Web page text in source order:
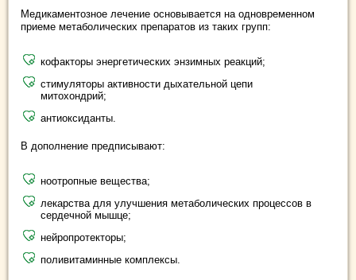
Медикаментозное лечение основывается на одновременном
приеме метаболических препаратов из таких групп:
кофакторы энергетических энзимных реакций;
стимуляторы активности дыхательной цепи
митохондрий;
антиоксиданты.
В дополнение предписывают:
ноотропные вещества;
лекарства для улучшения метаболических процессов в
сердечной мышце;
нейропротекторы;
поливитаминные комплексы.